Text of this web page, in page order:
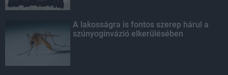
A lakosságra is fontos szerep hárul a
szúnyoginvázió elkerülésében